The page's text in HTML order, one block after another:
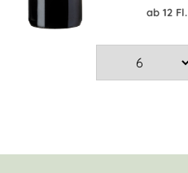
ab 12 Fl.